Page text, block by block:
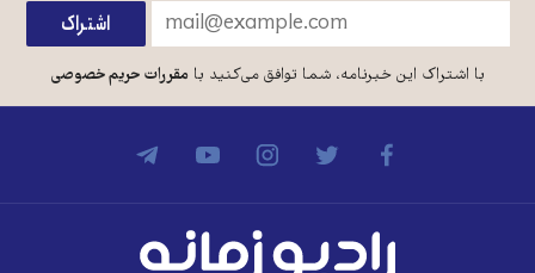
با اشتراک این خبرنامه، شما توافق می‌کنید بامقررات حریم خصوصی